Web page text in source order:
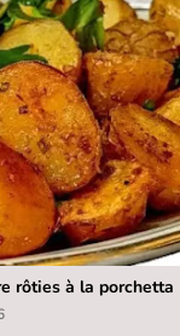
rôties à la porchetta